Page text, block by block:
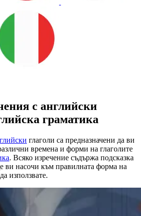
с английски
граматика
глаголи са предназначени да ви
времена и форми на глаголите
. Всяко изречение съдържа подсказка
ви насочи към правилната форма на
използвате.